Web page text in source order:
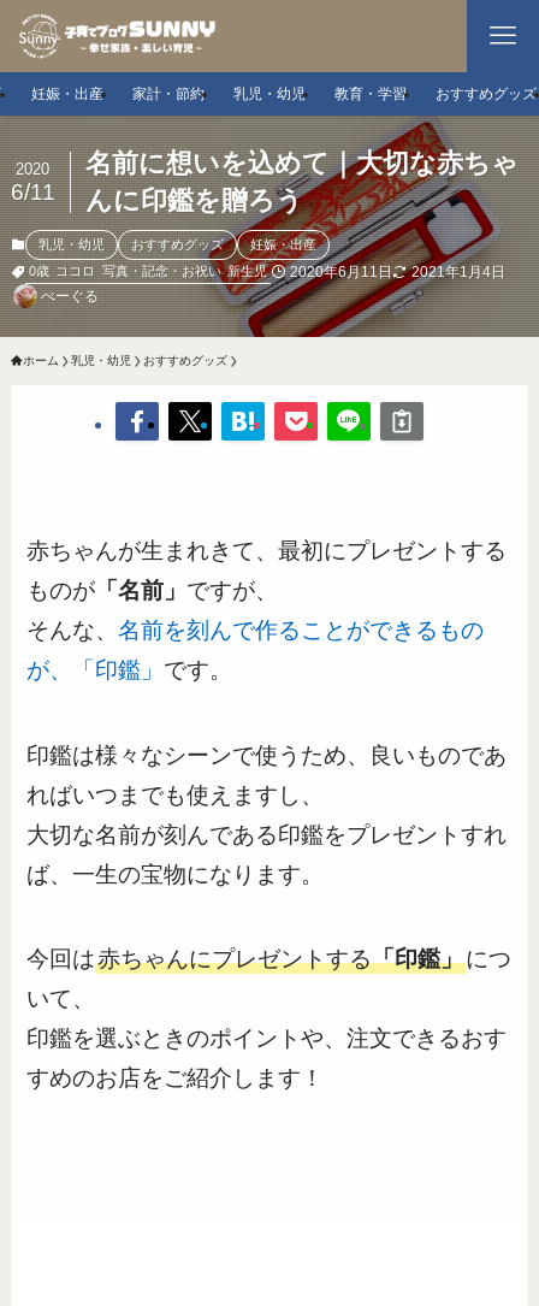
妊娠・出産 家計・節約 乳児・幼児 教育・学習 おすすめグッズ
名前に想いを込めて｜大切な赤ちゃ
んに印鑑を贈ろう
2020
6/11
乳児・幼児 おすすめグッズ
妊娠・出産
0歳 ココロ 写真・記念・お祝い 新生児 2020年6月11日
2021年1月4日
べーぐる
ホーム 乳児・幼児 おすすめグッズ
赤ちゃんが生まれきて、最初にプレゼントする
ものが 「名前」 ですが、
そんな、名前を刻んで作ることができるもの
が、「印鑑」 です。
印鑑は様々なシーンで使うため、良いものであ
ればいつまでも使えますし、
大切な名前が刻んである印鑑をプレゼントすれ
ば、一生の宝物になります。
今回は赤ちゃんにプレゼントする「印鑑」につ
いて、
印鑑を選ぶときのポイントや、注文できるおす
すめのお店をご紹介します！